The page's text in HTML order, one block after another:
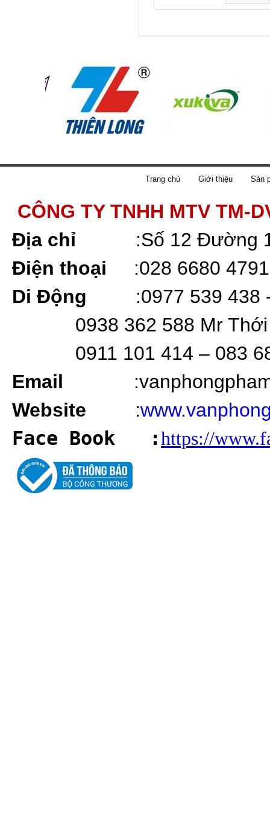
Trang chủ Giới thiệu Sản
CÔNG TY TNHH MTV TM-
Địa chỉ :Số 12 Đường
Điện thoại :028 6680
Di Động :0977 539 438
0938 362 588 Mr Thới
0911 101 414 – 083
Email
Website :
Face Book
:https://